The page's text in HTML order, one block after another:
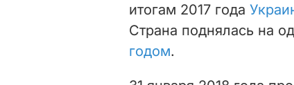
итогам 2017 года
Страна поднялась на
годом.